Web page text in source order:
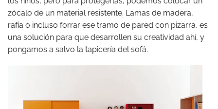
zócalo de un material resistente. Lamas de madera,
rafia o incluso forrar ese tramo de pared con pizarra, es
una solución para que desarrollen su creatividad ahí, y
pongamos a salvo la tapicería del sofá.